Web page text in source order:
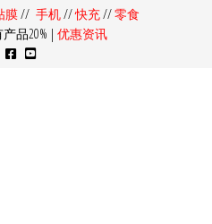
膜// 手机//快充//零食
品20% | 优惠资讯